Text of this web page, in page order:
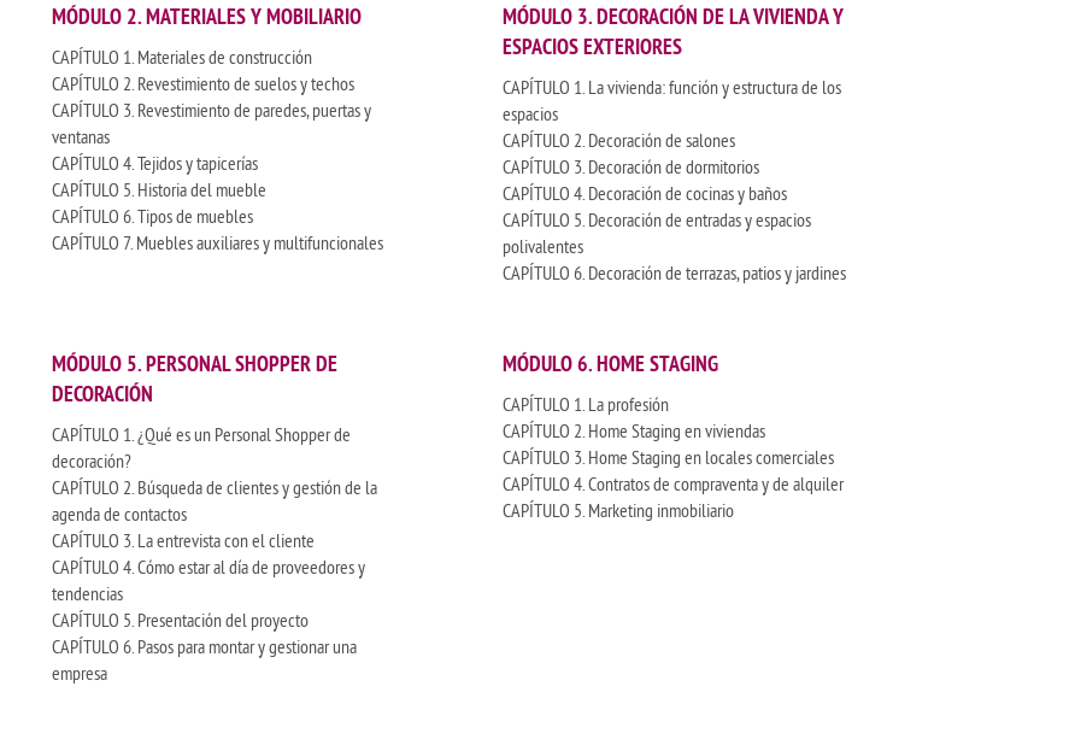
MÓDULO 2. MATERIALES Y MOBILIARIO
CAPÍTULO 1. Materiales de construcción
CAPÍTULO 2. Revestimiento de suelos y techos
CAPÍTULO 3. Revestimiento de paredes, puertas y
ventanas
CAPÍTULO 4. Tejidos y tapicerías
CAPÍTULO 5. Historia del mueble
CAPÍTULO 6. Tipos de muebles
CAPÍTULO 7. Muebles auxiliares y multifuncionales
MÓDULO 3. DECORACIÓN DE LA VIVIENDA Y
ESPACIOS EXTERIORES
CAPÍTULO 1. La vivienda: función y estructura de los
espacios
CAPÍTULO 2. Decoración de salones
CAPÍTULO 3. Decoración de dormitorios
CAPÍTULO 4. Decoración de cocinas y baños
CAPÍTULO 5. Decoración de entradas y espacios
polivalentes
CAPÍTULO 6. Decoración de terrazas, patios y jardines
MÓDULO 5. PERSONAL SHOPPER DE
DECORACIÓN
CAPÍTULO 1. ¿Qué es un Personal Shopper de
decoración?
CAPÍTULO 2. Búsqueda de clientes y gestión de la
agenda de contactos
CAPÍTULO 3. La entrevista con el cliente
CAPÍTULO 4. Cómo estar al día de proveedores y
tendencias
CAPÍTULO 5. Presentación del proyecto
CAPÍTULO 6. Pasos para montar y gestionar una
empresa
MÓDULO 6. HOME STAGING
CAPÍTULO 1. La profesión
CAPÍTULO 2. Home Staging en viviendas
CAPÍTULO 3. Home Staging en locales comerciales
CAPÍTULO 4. Contratos de compraventa y de alquiler
CAPÍTULO 5. Marketing inmobiliario